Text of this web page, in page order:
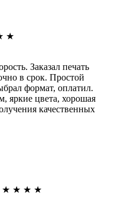
★
Заказал печать
в срок. Простой
формат, оплатил.
яркие цвета, хорошая
качественных
★ ★ ★ ★